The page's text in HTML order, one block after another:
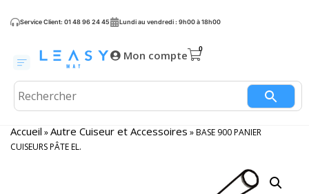
Service Client: 01 48 96 24 45 Lundi au vendredi : 9h00 à 18h00
Mon compte
Accueil »Autre Cuiseur et Accessoires »BASE 900 PANIER
CUISEURS PÂTE EL.